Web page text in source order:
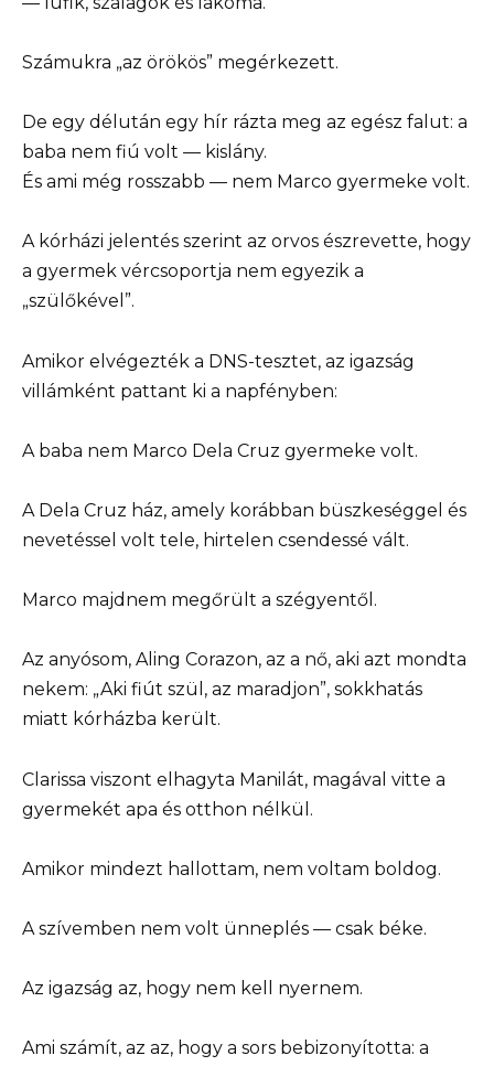
Számukra „az örökös” megérkezett.
De egy délután egy hír rázta meg az egész falut: a
baba nem fiú volt — kislány.
És ami még rosszabb — nem Marco gyermeke volt.
A kórházi jelentés szerint az orvos észrevette, hogy
a gyermek vércsoportja nem egyezik a
„szülőkével”.
Amikor elvégezték a DNS-tesztet, az igazság
villámként pattant ki a napfényben:
A baba nem Marco Dela Cruz gyermeke volt.
A Dela Cruz ház, amely korábban büszkeséggel és
nevetéssel volt tele, hirtelen csendessé vált.
Marco majdnem megőrült a szégyentől.
Az anyósom, Aling Corazon, az a nő, aki azt mondta
nekem: „Aki fiút szül, az maradjon”, sokkhatás
miatt kórházba került.
Clarissa viszont elhagyta Manilát, magával vitte a
gyermekét apa és otthon nélkül.
Amikor mindezt hallottam, nem voltam boldog.
A szívemben nem volt ünneplés — csak béke.
Az igazság az, hogy nem kell nyernem.
Ami számít, az az, hogy a sors bebizonyította: a